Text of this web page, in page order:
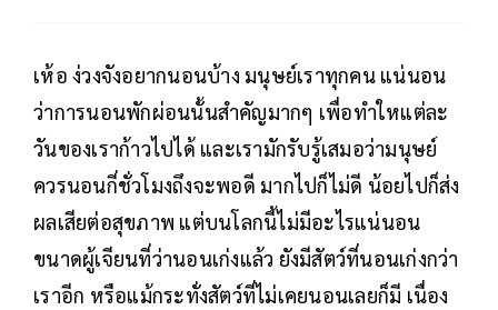
เห้อ ง่วงจังอยากนอนบ้าง มนุษย์เราทุกคน แน่นอน
ว่าการนอนพักผ่อนนั้นสำคัญมากๆ เพื่อทำใหแต่ละ
วันของเราก้าวไปได้ และเรามักรับรู้เสมอว่ามนุษย์
ควรนอนกี่ชั่วโมงถึงจะพอดี มากไปก็ไม่ดี น้อยไปก็ส่ง
ผลเสียต่อสุขภาพ แต่บนโลกนี้ไม่มีอะไรแน่นอน
ขนาดผู้เจียนที่ว่านอนเก่งแล้ว ยังมีสัตว์ที่นอนเก่งกว่า
เราอีก หรือแม้กระทั่งสัตว์ที่ไม่เคยนอนเลยก็มี เนื่อง